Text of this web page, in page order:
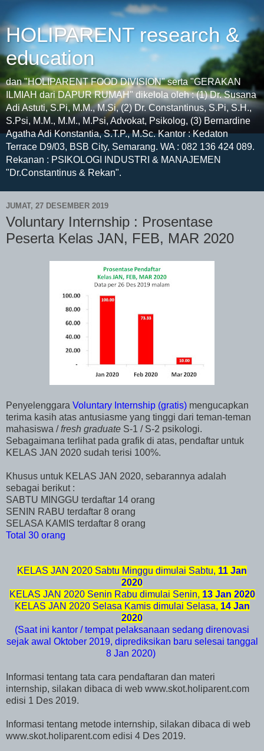
HOLIPARENT research &
education
dan "HOLIPARENT FOOD DIVISION" serta "GERAKAN
ILMIAH dari DAPUR RUMAH" dikelola oleh : (1) Dr. Susana
Adi Astuti, S.Pi, M.M., M.Si, (2) Dr. Constantinus, S.Pi, S.H.,
S.Psi, M.M., M.M., M.Psi, Advokat, Psikolog, (3) Bernardine
Agatha Adi Konstantia, S.T.P., M.Sc. Kantor : Kedaton
Terrace D9/03, BSB City, Semarang. WA : 082 136 424 089.
Rekanan : PSIKOLOGI INDUSTRI & MANAJEMEN
"Dr.Constantinus & Rekan".
JUMAT, 27 DESEMBER 2019
Voluntary Internship : Prosentase
Peserta Kelas JAN, FEB, MAR 2020
Penyelenggara Voluntary Internship (gratis) mengucapkan
terima kasih atas antusiasme yang tinggi dari teman-teman
mahasiswa /fresh graduate S-1 / S-2 psikologi.
Sebagaimana terlihat pada grafik di atas, pendaftar untuk
KELAS JAN 2020 sudah terisi 100%.
Khusus untuk KELAS JAN 2020, sebarannya adalah
sebagai berikut :
SABTU MINGGU terdaftar 14 orang
SENIN RABU terdaftar 8 orang
SELASA KAMIS terdaftar 8 orang
Total 30 orang
KELAS JAN 2020 Sabtu Minggu dimulai Sabtu, 11 Jan
2020
KELAS JAN 2020 Senin Rabu dimulai Senin, 13 Jan 2020
KELAS JAN 2020 Selasa Kamis dimulai Selasa, 14 Jan
2020
(Saat ini kantor / tempat pelaksanaan sedang direnovasi
sejak awal Oktober 2019, diprediksikan baru selesai tanggal
8 Jan 2020)
Informasi tentang tata cara pendaftaran dan materi
internship, silakan dibaca di web www.skot.holiparent.com
edisi 1 Des 2019.
Informasi tentang metode internship, silakan dibaca di web
www.skot.holiparent.com edisi 4 Des 2019.